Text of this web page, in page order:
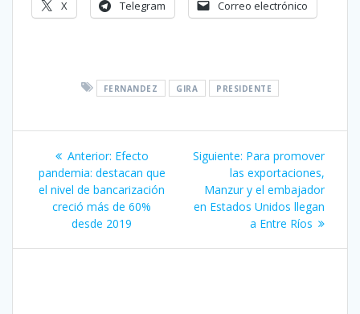
X Telegram Correo electrónico
FERNANDEZ GIRA PRESIDENTE
Navegación
de
entradas
Anterior: Entrada
anterior:
Efecto
pandemia: destacan que
el nivel de bancarización
creció más de 60%
desde 2019
Siguiente: Siguiente
entrada:
Para promover
las exportaciones,
Manzur y el embajador
en Estados Unidos llegan
a Entre Ríos